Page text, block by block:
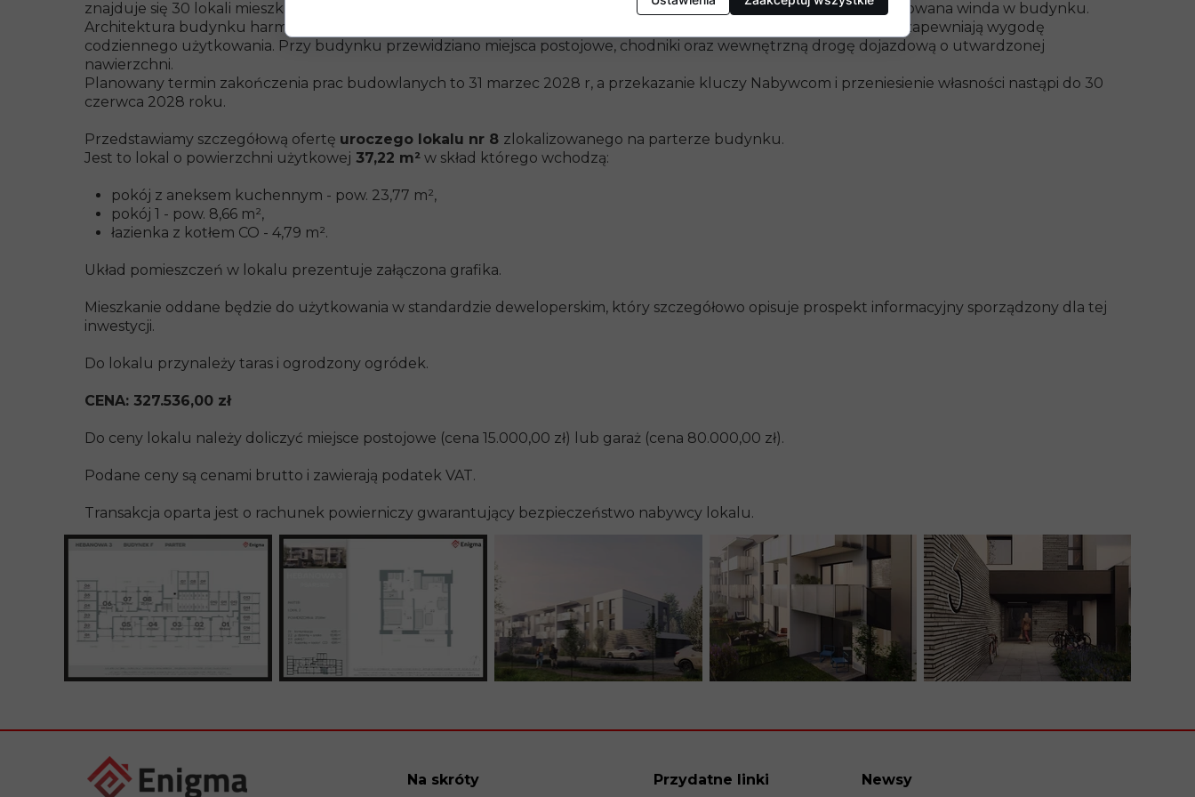
znajduje się 30 lokali mieszkalnych, 17 garaży oraz 16 schowków. Niewątpliwym atutem nieruchomości jest zaprojektowana winda w budynku.
Architektura budynku harmonijnie wpisuje się w otaczającą zabudowę, a starannie zaprojektowane części wspólne zapewniają wygodę
codziennego użytkowania. Przy budynku przewidziano miejsca postojowe, chodniki oraz wewnętrzną drogę dojazdową o utwardzonej
nawierzchni.
Planowany termin zakończenia prac budowlanych to 31 marzec 2028 r, a przekazanie kluczy Nabywcom i przeniesienie własności nastąpi do 30
czerwca 2028 roku.
Przedstawiamy szczegółową ofertę uroczego lokalu nr 8 zlokalizowanego na parterze budynku.
Jest to lokal o powierzchni użytkowej 37,22 m² w skład którego wchodzą:
pokój z aneksem kuchennym - pow. 23,77 m²,
pokój 1 - pow. 8,66 m²,
łazienka z kotłem CO - 4,79 m².
Układ pomieszczeń w lokalu prezentuje załączona grafika.
Mieszkanie oddane będzie do użytkowania w standardzie deweloperskim, który szczegółowo opisuje prospekt informacyjny sporządzony dla tej
inwestycji.
Do lokalu przynależy taras i ogrodzony ogródek.
CENA: 327.536,00 zł
Do ceny lokalu należy doliczyć miejsce postojowe (cena 15.000,00 zł) lub garaż (cena 80.000,00 zł).
Podane ceny są cenami brutto i zawierają podatek VAT.
Transakcja oparta jest o rachunek powierniczy gwarantujący bezpieczeństwo nabywcy lokalu.
Na skróty Przydatne linki Newsy